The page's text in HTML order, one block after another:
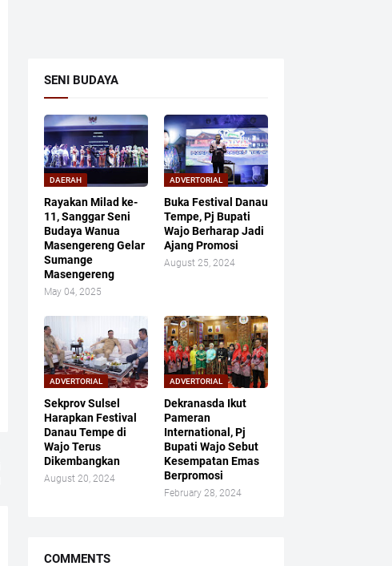
SENI BUDAYA
DAERAH
Rayakan Milad ke-
11, Sanggar Seni
Budaya Wanua
Masengereng Gelar
Sumange
Masengereng
May 04, 2025
ADVERTORIAL
Buka Festival Danau
Tempe, Pj Bupati
Wajo Berharap Jadi
Ajang Promosi
August 25, 2024
ADVERTORIAL
Sekprov Sulsel
Harapkan Festival
Danau Tempe di
Wajo Terus
Dikembangkan
August 20, 2024
ADVERTORIAL
Dekranasda Ikut
Pameran
International, Pj
Bupati Wajo Sebut
Kesempatan Emas
Berpromosi
February 28, 2024
COMMENTS